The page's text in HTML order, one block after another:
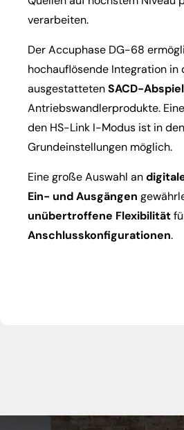
verarbeiten.
Der Accuphase DG-68
hochauflösende Integration in
ausgestattetenSACD-
Antriebswandlerprodukte.
den HS-Link I-Modus ist in den
Grundeinstellungen möglich.
Eine große Auswahl an
Ein- und Ausgängen
unübertroffene Flexibilität
Anschlusskonfigurationen.